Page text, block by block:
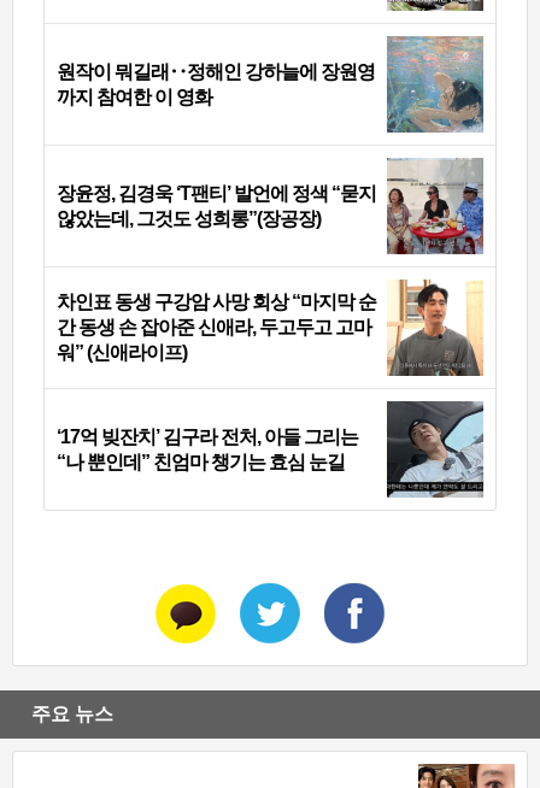
원작이 뭐길래‥정해인 강하늘에 장원영
까지 참여한 이 영화
장윤정, 김경욱 ‘T팬티’ 발언에 정색 “묻지
않았는데, 그것도 성희롱”(장공장)
차인표 동생 구강암 사망 회상 “마지막 순
간 동생 손 잡아준 신애라, 두고두고 고마
워” (신애라이프)
‘17억 빚잔치’ 김구라 전처, 아들 그리는
“나 뿐인데” 친엄마 챙기는 효심 눈길
주요 뉴스